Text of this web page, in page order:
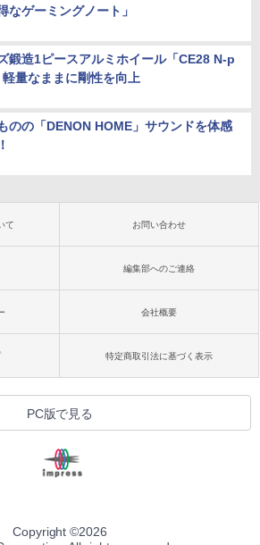
なゲーミングノート」
鍛造1ピースアルミホイール「CE28 N-p
量なままに剛性を向上
のの「DENON HOME」サウンドを体感
て お問い合わせ
編集部へのご連絡
会社概要
特定商取引法に基づく表示
PC版で見る
Copyright ©2026